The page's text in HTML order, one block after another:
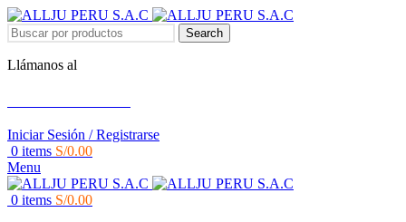
Search
Llámanos al
Iniciar Sesión / Registrarse
0 items S/0.00
Menu
0 items S/0.00